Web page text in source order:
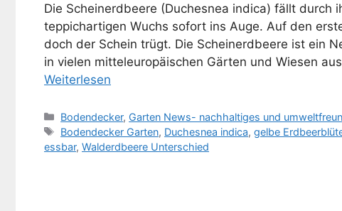
Die Scheinerdbeere (Duchesnea indica) fällt durch
teppichartigen Wuchs sofort ins Auge. Auf den
doch der Schein trügt. Die Scheinerdbeere ist ein
in vielen mitteleuropäischen Gärten und Wiesen
Weiterlesen
Kategorien
Bodendecker, Garten News- nachhaltiges und
Schlagwörter
Bodendecker Garten, Duchesnea indica,gelbe
essbar, Walderdbeere Unterschied